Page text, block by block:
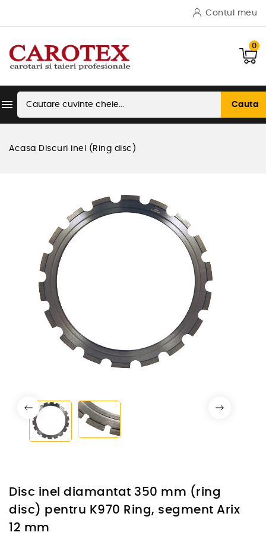
Contul meu
0
 Cauta
Acasa Discuri inel (Ring disc)
Disc inel diamantat 350 mm (ring
disc) pentru K970 Ring, segment Arix
12 mm